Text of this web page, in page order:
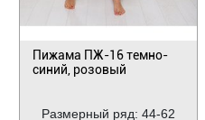
Пижама ПЖ-16 темно-
синий, розовый
Размерный ряд: 44-62